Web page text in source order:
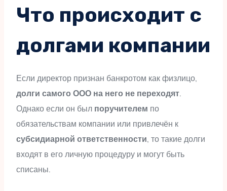
Что происходит с
долгами компании
Если директор признан банкротом как физлицо,
долги самого ООО на него не переходят.
Однако если он был поручителем по
обязательствам компании или привлечён к
субсидиарной ответственности, то такие долги
входят в его личную процедуру и могут быть
списаны.